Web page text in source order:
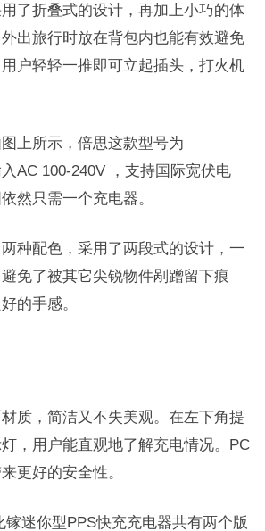
了折叠式的设计，再加上小巧的体
出旅行时放在背包内也能有效避免
户轻轻一推即可立起插头，打火机
上所示，倍思这款型号为
AC 100-240V ，支持国际宽伏电
然只需一个充电器。
种配色，采用了两段式的设计，一
免了被其它尖锐物件剐蹭留下痕
的手感。
质，简洁又不失美观。在左下角提
，用户能直观地了解充电情况。PC
更好的安全性。
镓迷你型PPS快充充电器共有两个版